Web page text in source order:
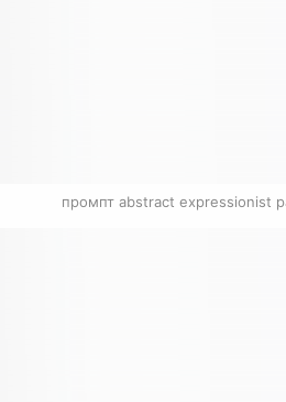
промпт abstract expressionist